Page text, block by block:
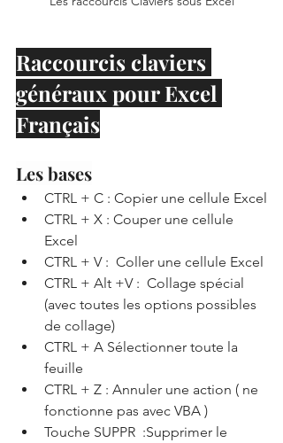
Raccourcis claviers
généraux pour Excel
Français
Les bases
CTRL + C : Copier une cellule Excel
CTRL + X : Couper une cellule
Excel
CTRL + V :  Coller une cellule Excel
CTRL + Alt +V :  Collage spécial
(avec toutes les options possibles
de collage)
CTRL + A Sélectionner toute la
feuille
CTRL + Z : Annuler une action ( ne
fonctionne pas avec VBA )
Touche SUPPR  :Supprimer le